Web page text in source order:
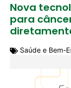
Nova
para
Saúde e Bem-